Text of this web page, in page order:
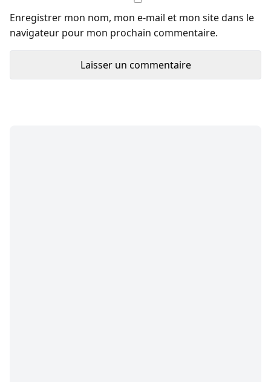
Enregistrer mon nom, mon e-mail et mon site dans le
navigateur pour mon prochain commentaire.